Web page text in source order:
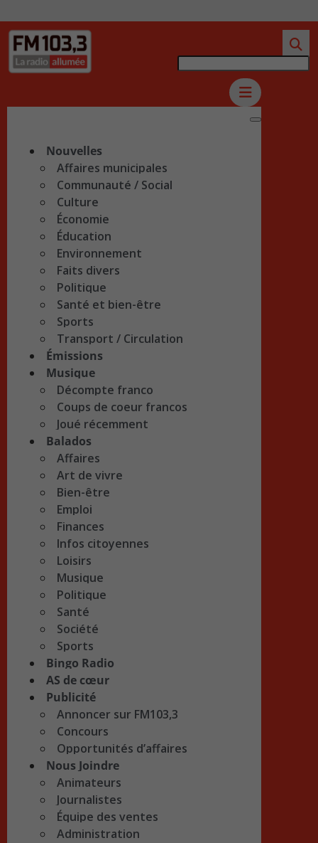
Nouvelles
Affaires municipales
Communauté / Social
Culture
Économie
Éducation
Environnement
Faits divers
Politique
Santé et bien-être
Sports
Transport / Circulation
Émissions
Musique
Décompte franco
Coups de coeur francos
Joué récemment
Balados
Affaires
Art de vivre
Bien-être
Emploi
Finances
Infos citoyennes
Loisirs
Musique
Politique
Santé
Société
Sports
Bingo Radio
AS de cœur
Publicité
Annoncer sur FM103,3
Concours
Opportunités d’affaires
Nous Joindre
Animateurs
Journalistes
Équipe des ventes
Administration